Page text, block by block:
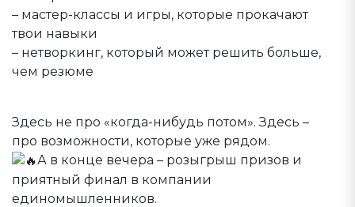
– мастер-классы и игры, которые прокачают
твои навыки
– нетворкинг, который может решить больше,
чем резюме
Здесь не про «когда-нибудь потом». Здесь –
про возможности, которые уже рядом.
А в конце вечера – розыгрыш призов и
приятный финал в компании
единомышленников.